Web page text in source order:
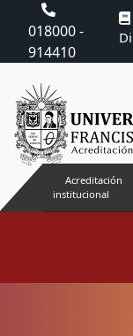
018000 -
914410
Acreditación
institucional